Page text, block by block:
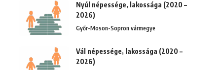
Nyúl népessége, lakossága (2020 –
2026)
Győr-Moson-Sopron vármegye
Vál népessége, lakossága (2020 –
2026)